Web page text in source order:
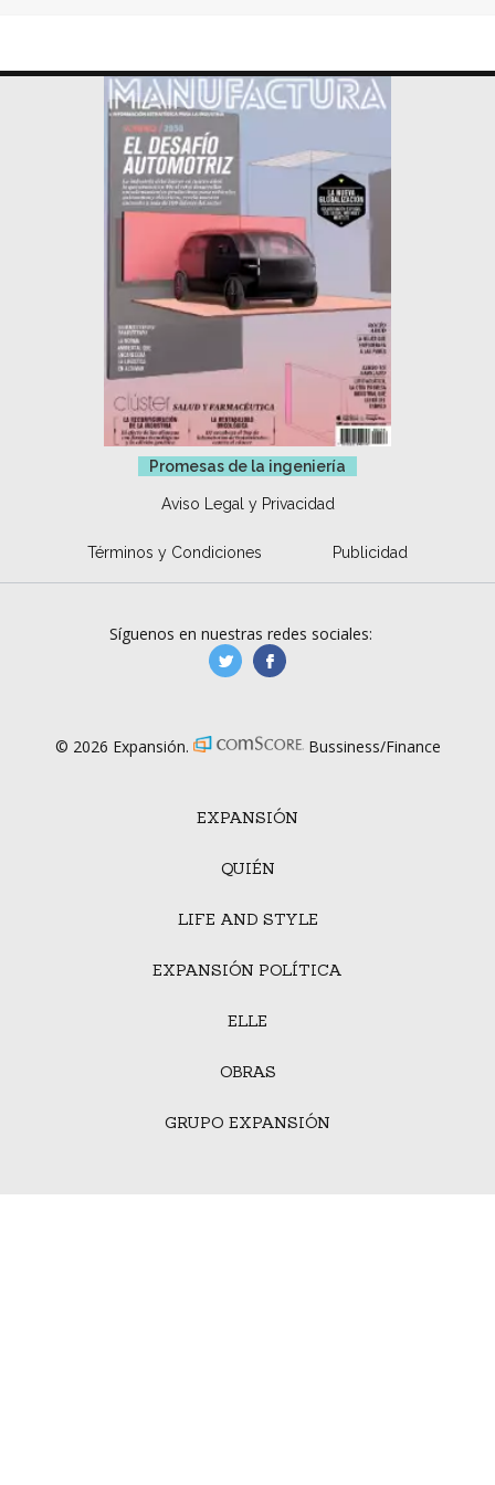
Promesas de la ingeniería
Aviso Legal y Privacidad
Términos y Condiciones Publicidad
EXPANSIÓN
QUIÉN
LIFE AND STYLE
EXPANSIÓN POLÍTICA
ELLE
OBRAS
GRUPO EXPANSIÓN
Síguenos en nuestras redes sociales:
manufacturaGE
© 2026 Expansión. Bussiness/Finance